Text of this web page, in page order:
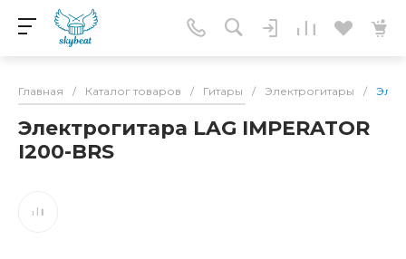
Главная / Каталог товаров / Гитары / Электрогитары /
Электрогитара LAG IMPERATOR
I200-BRS